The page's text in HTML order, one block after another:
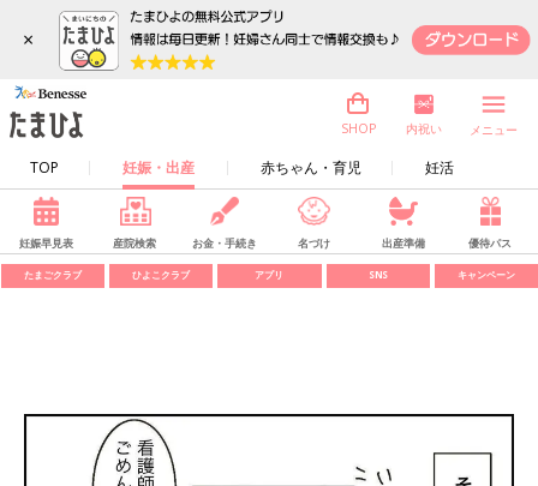
×
TOP 妊娠・出産 赤ちゃん・育児 妊活
SHOP 内祝い メニュー
妊娠早見表 産院検索 お金・手続き 名づけ 出産準備 優待パス
たまごクラブ ひよこクラブ アプリ SNS キャンペーン